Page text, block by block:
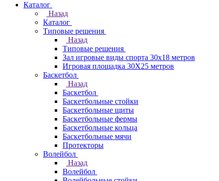
Каталог
Назад
Каталог
Типовые решения
Назад
Типовые решения
Зал игровые виды спорта 30x18 метров
Игровая площадка 30Х25 метров
Баскетбол
Назад
Баскетбол
Баскетбольные стойки
Баскетбольные щиты
Баскетбольные фермы
Баскетбольные кольца
Баскетбольные мячи
Протекторы
Волейбол
Назад
Волейбол